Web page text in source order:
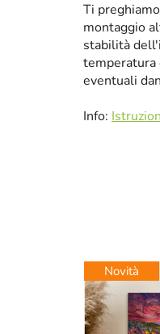
Ti
montaggio
stabilità
temperatura
eventuali
Info:
Novità